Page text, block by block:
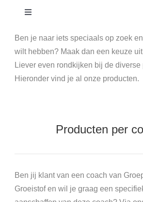
Toggle
E-books
Workshops
Agenda’s en boeken
Ben je naar iets speciaals op zoek
wilt hebben? Maak dan een keuze
Liever even rondkijken bij de diverse
Hieronder vind je al onze producten.
Producten per
Ben jij klant van een coach van
Groeistof en wil je graag een